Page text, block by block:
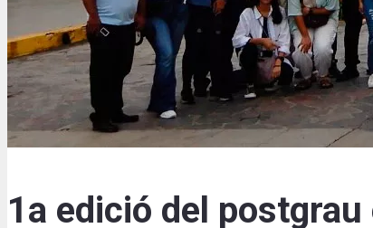
1a edició del